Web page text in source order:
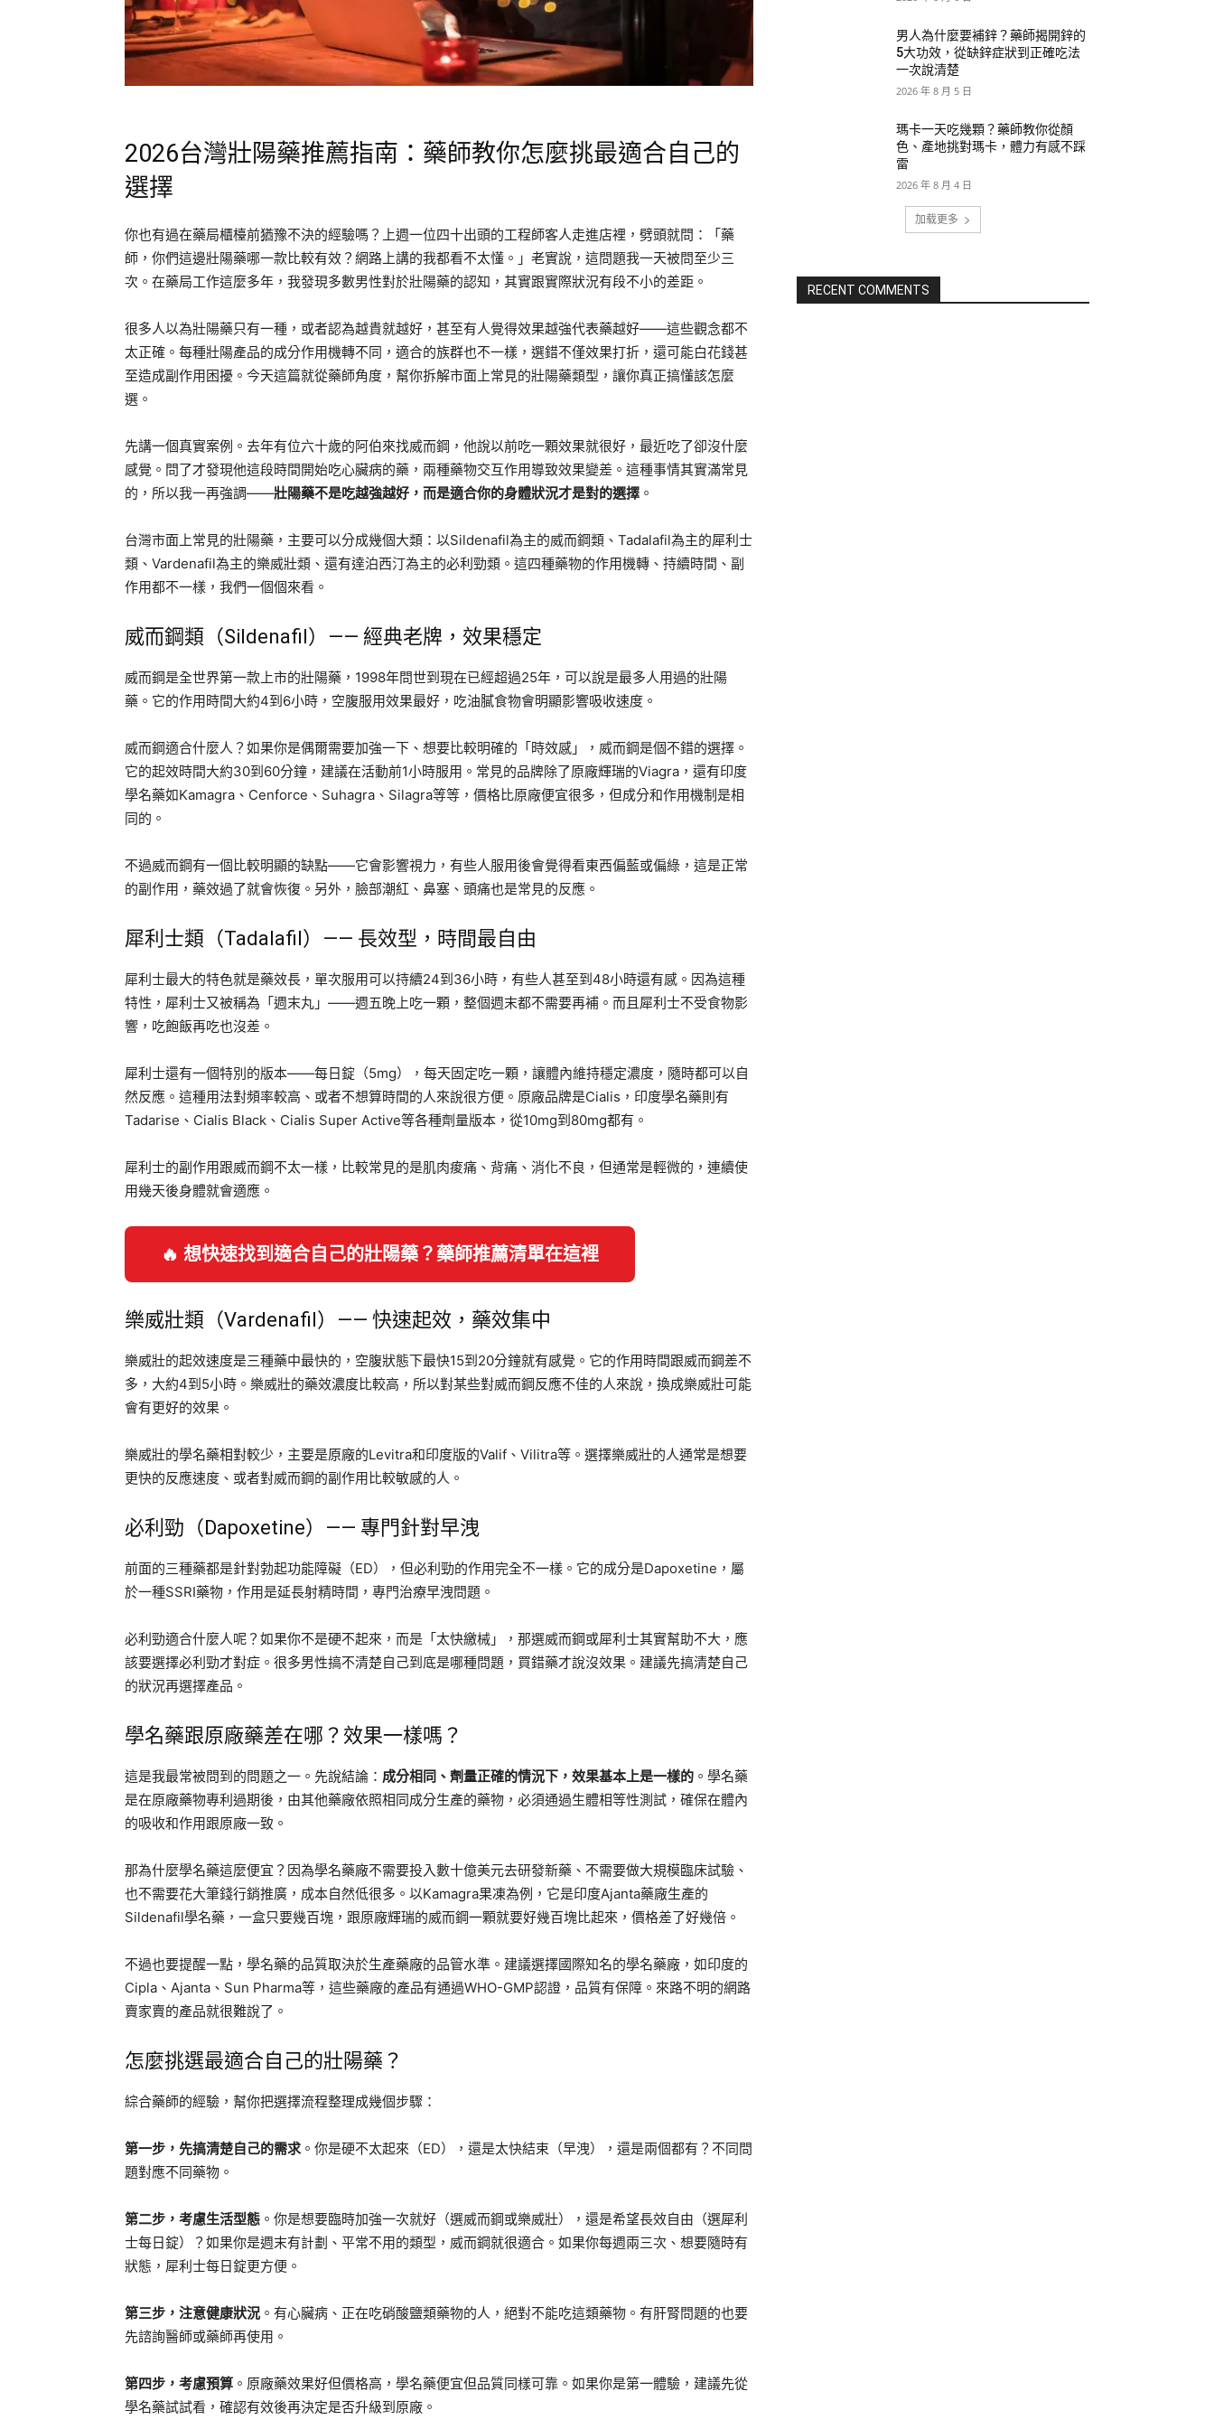
2026台灣壯陽藥推薦指南：藥師教你怎麼挑最適合自己的
選擇
你也有過在藥局櫃檯前猶豫不決的經驗嗎？上週一位四十出頭的工程師客人走進店裡，劈頭就問：「藥
師，你們這邊壯陽藥哪一款比較有效？網路上講的我都看不太懂。」老實說，這問題我一天被問至少三
次。在藥局工作這麼多年，我發現多數男性對於壯陽藥的認知，其實跟實際狀況有段不小的差距。
很多人以為壯陽藥只有一種，或者認為越貴就越好，甚至有人覺得效果越強代表藥越好——這些觀念都不
太正確。每種壯陽產品的成分作用機轉不同，適合的族群也不一樣，選錯不僅效果打折，還可能白花錢甚
至造成副作用困擾。今天這篇就從藥師角度，幫你拆解市面上常見的壯陽藥類型，讓你真正搞懂該怎麼
選。
先講一個真實案例。去年有位六十歲的阿伯來找威而鋼，他說以前吃一顆效果就很好，最近吃了卻沒什麼
感覺。問了才發現他這段時間開始吃心臟病的藥，兩種藥物交互作用導致效果變差。這種事情其實滿常見
的，所以我一再強調——壯陽藥不是吃越強越好，而是適合你的身體狀況才是對的選擇 。
台灣市面上常見的壯陽藥，主要可以分成幾個大類：以Sildenafil為主的威而鋼類、Tadalafil為主的犀利士
類、Vardenafil為主的樂威壯類、還有達泊西汀為主的必利勁類。這四種藥物的作用機轉、持續時間、副
作用都不一樣，我們一個個來看。
威而鋼類（Sildenafil）—— 經典老牌，效果穩定
威而鋼是全世界第一款上市的壯陽藥，1998年問世到現在已經超過25年，可以說是最多人用過的壯陽
藥。它的作用時間大約4到6小時，空腹服用效果最好，吃油膩食物會明顯影響吸收速度。
威而鋼適合什麼人？如果你是偶爾需要加強一下、想要比較明確的「時效感」，威而鋼是個不錯的選擇。
它的起效時間大約30到60分鐘，建議在活動前1小時服用。常見的品牌除了原廠輝瑞的Viagra，還有印度
學名藥如Kamagra、Cenforce、Suhagra、Silagra等等，價格比原廠便宜很多，但成分和作用機制是相
同的。
不過威而鋼有一個比較明顯的缺點——它會影響視力，有些人服用後會覺得看東西偏藍或偏綠，這是正常
的副作用，藥效過了就會恢復。另外，臉部潮紅、鼻塞、頭痛也是常見的反應。
犀利士類（Tadalafil）—— 長效型，時間最自由
犀利士最大的特色就是藥效長，單次服用可以持續24到36小時，有些人甚至到48小時還有感。因為這種
特性，犀利士又被稱為「週末丸」——週五晚上吃一顆，整個週末都不需要再補。而且犀利士不受食物影
響，吃飽飯再吃也沒差。
犀利士還有一個特別的版本——每日錠（5mg），每天固定吃一顆，讓體內維持穩定濃度，隨時都可以自
然反應。這種用法對頻率較高、或者不想算時間的人來說很方便。原廠品牌是Cialis，印度學名藥則有
Tadarise、Cialis Black、Cialis Super Active等各種劑量版本，從10mg到80mg都有。
犀利士的副作用跟威而鋼不太一樣，比較常見的是肌肉痠痛、背痛、消化不良，但通常是輕微的，連續使
用幾天後身體就會適應。
🔥 想快速找到適合自己的壯陽藥？藥師推薦清單在這裡
樂威壯類（Vardenafil）—— 快速起效，藥效集中
樂威壯的起效速度是三種藥中最快的，空腹狀態下最快15到20分鐘就有感覺。它的作用時間跟威而鋼差不
多，大約4到5小時。樂威壯的藥效濃度比較高，所以對某些對威而鋼反應不佳的人來說，換成樂威壯可能
會有更好的效果。
樂威壯的學名藥相對較少，主要是原廠的Levitra和印度版的Valif、Vilitra等。選擇樂威壯的人通常是想要
更快的反應速度、或者對威而鋼的副作用比較敏感的人。
必利勁（Dapoxetine）—— 專門針對早洩
前面的三種藥都是針對勃起功能障礙（ED），但必利勁的作用完全不一樣。它的成分是Dapoxetine，屬
於一種SSRI藥物，作用是延長射精時間，專門治療早洩問題。
必利勁適合什麼人呢？如果你不是硬不起來，而是「太快繳械」，那選威而鋼或犀利士其實幫助不大，應
該要選擇必利勁才對症。很多男性搞不清楚自己到底是哪種問題，買錯藥才說沒效果。建議先搞清楚自己
的狀況再選擇產品。
學名藥跟原廠藥差在哪？效果一樣嗎？
這是我最常被問到的問題之一。先說結論： 成分相同、劑量正確的情況下，效果基本上是一樣的 。學名藥
是在原廠藥物專利過期後，由其他藥廠依照相同成分生產的藥物，必須通過生體相等性測試，確保在體內
的吸收和作用跟原廠一致。
那為什麼學名藥這麼便宜？因為學名藥廠不需要投入數十億美元去研發新藥、不需要做大規模臨床試驗、
也不需要花大筆錢行銷推廣，成本自然低很多。以Kamagra果凍為例，它是印度Ajanta藥廠生產的
Sildenafil學名藥，一盒只要幾百塊，跟原廠輝瑞的威而鋼一顆就要好幾百塊比起來，價格差了好幾倍。
不過也要提醒一點，學名藥的品質取決於生產藥廠的品管水準。建議選擇國際知名的學名藥廠，如印度的
Cipla、Ajanta、Sun Pharma等，這些藥廠的產品有通過WHO-GMP認證，品質有保障。來路不明的網路
賣家賣的產品就很難說了。
怎麼挑選最適合自己的壯陽藥？
綜合藥師的經驗，幫你把選擇流程整理成幾個步驟：
第一步，先搞清楚自己的需求。你是硬不太起來（ED），還是太快結束（早洩），還是兩個都有？不同問
題對應不同藥物。
第二步，考慮生活型態 。你是想要臨時加強一次就好（選威而鋼或樂威壯），還是希望長效自由（選犀利
士每日錠）？如果你是週末有計劃、平常不用的類型，威而鋼就很適合。如果你每週兩三次、想要隨時有
狀態，犀利士每日錠更方便。
第三步，注意健康狀況 。有心臟病、正在吃硝酸鹽類藥物的人，絕對不能吃這類藥物。有肝腎問題的也要
先諮詢醫師或藥師再使用。
第四步，考慮預算 。原廠藥效果好但價格高，學名藥便宜但品質同樣可靠。如果你是第一體驗，建議先從
學名藥試試看，確認有效後再決定是否升級到原廠。
男人為什麼要補鋅？藥師揭開鋅的
5大功效，從缺鋅症狀到正確吃法
一次說清楚
2026 年 8 月 5 日
瑪卡一天吃幾顆？藥師教你從顏
色、產地挑對瑪卡，體力有感不踩
雷
2026 年 8 月 4 日
加载更多
RECENT COMMENTS